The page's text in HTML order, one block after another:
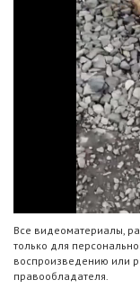
Все видеоматериалы,
только для
воспроизведению или
правообладателя.